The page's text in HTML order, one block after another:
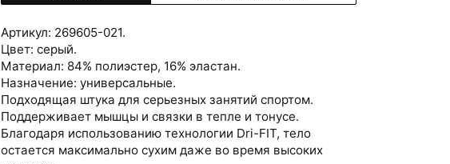
Артикул: 269605-021.
Цвет: серый.
Материал: 84% полиэстер, 16% эластан.
Назначение: универсальные.
Подходящая штука для серьезных занятий спортом.
Поддерживает мышцы и связки в тепле и тонусе.
Благодаря использованию технологии Dri-FIT, тело
остается максимально сухим даже во время высоких